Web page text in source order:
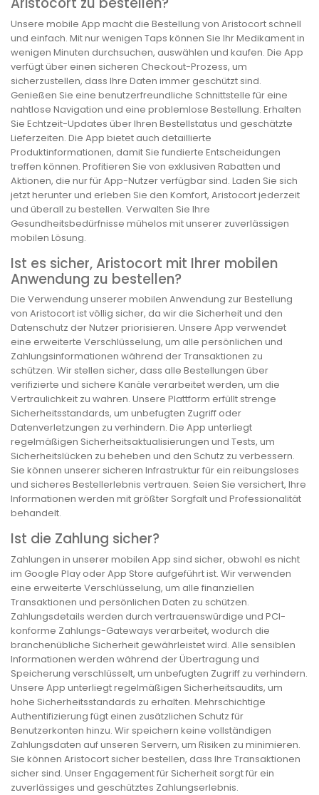
Unsere mobile App macht die Bestellung von Aristocort schnell
und einfach. Mit nur wenigen Taps können Sie Ihr Medikament in
wenigen Minuten durchsuchen, auswählen und kaufen. Die App
verfügt über einen sicheren Checkout-Prozess, um
sicherzustellen, dass Ihre Daten immer geschützt sind.
Genießen Sie eine benutzerfreundliche Schnittstelle für eine
nahtlose Navigation und eine problemlose Bestellung. Erhalten
Sie Echtzeit-Updates über Ihren Bestellstatus und geschätzte
Lieferzeiten. Die App bietet auch detaillierte
Produktinformationen, damit Sie fundierte Entscheidungen
treffen können. Profitieren Sie von exklusiven Rabatten und
Aktionen, die nur für App-Nutzer verfügbar sind. Laden Sie sich
jetzt herunter und erleben Sie den Komfort, Aristocort jederzeit
und überall zu bestellen. Verwalten Sie Ihre
Gesundheitsbedürfnisse mühelos mit unserer zuverlässigen
mobilen Lösung.
Ist es sicher, Aristocort mit Ihrer mobilen
Anwendung zu bestellen?
Die Verwendung unserer mobilen Anwendung zur Bestellung
von Aristocort ist völlig sicher, da wir die Sicherheit und den
Datenschutz der Nutzer priorisieren. Unsere App verwendet
eine erweiterte Verschlüsselung, um alle persönlichen und
Zahlungsinformationen während der Transaktionen zu
schützen. Wir stellen sicher, dass alle Bestellungen über
verifizierte und sichere Kanäle verarbeitet werden, um die
Vertraulichkeit zu wahren. Unsere Plattform erfüllt strenge
Sicherheitsstandards, um unbefugten Zugriff oder
Datenverletzungen zu verhindern. Die App unterliegt
regelmäßigen Sicherheitsaktualisierungen und Tests, um
Sicherheitslücken zu beheben und den Schutz zu verbessern.
Sie können unserer sicheren Infrastruktur für ein reibungsloses
und sicheres Bestellerlebnis vertrauen. Seien Sie versichert, Ihre
Informationen werden mit größter Sorgfalt und Professionalität
behandelt.
Ist die Zahlung sicher?
Zahlungen in unserer mobilen App sind sicher, obwohl es nicht
im Google Play oder App Store aufgeführt ist. Wir verwenden
eine erweiterte Verschlüsselung, um alle finanziellen
Transaktionen und persönlichen Daten zu schützen.
Zahlungsdetails werden durch vertrauenswürdige und PCI-
konforme Zahlungs-Gateways verarbeitet, wodurch die
branchenübliche Sicherheit gewährleistet wird. Alle sensiblen
Informationen werden während der Übertragung und
Speicherung verschlüsselt, um unbefugten Zugriff zu verhindern.
Unsere App unterliegt regelmäßigen Sicherheitsaudits, um
hohe Sicherheitsstandards zu erhalten. Mehrschichtige
Authentifizierung fügt einen zusätzlichen Schutz für
Benutzerkonten hinzu. Wir speichern keine vollständigen
Zahlungsdaten auf unseren Servern, um Risiken zu minimieren.
Sie können Aristocort sicher bestellen, dass Ihre Transaktionen
sicher sind. Unser Engagement für Sicherheit sorgt für ein
zuverlässiges und geschütztes Zahlungserlebnis.